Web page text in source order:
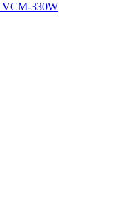
VCM-330W